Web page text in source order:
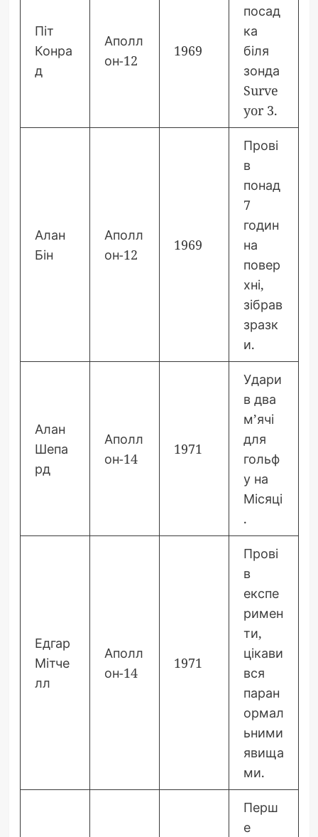
Піт
Конра
д
Аполл
он-12
1969
посад
ка
біля
зонда
Surve
yor 3.
Алан
Бін
Аполл
он-12
1969
Прові
в
понад
7
годин
на
повер
хні,
зібрав
зразк
и.
Алан
Шепа
рд
Аполл
он-14
1971
Удари
в два
м’ячі
для
гольф
у на
Місяці
.
Едгар
Мітче
лл
Аполл
он-14
1971
Прові
в
експе
римен
ти,
цікави
вся
паран
ормал
ьними
явища
ми.
Перш
е